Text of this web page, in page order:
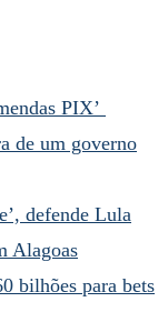
PIX’
de um governo
defende Lula
Alagoas
bilhões para bets